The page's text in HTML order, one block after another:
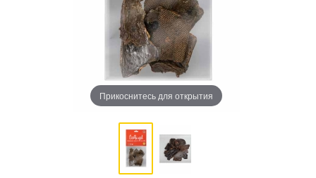
Прикоснитесь для открытия